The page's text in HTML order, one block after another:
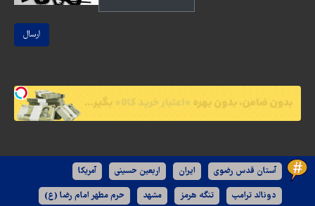
ارسال
آستان قدس رضوی ایران اربعین حسینی آمریکا
دونالد ترامپ تنگه هرمز مشهد حرم مطهر امام رضا (ع)